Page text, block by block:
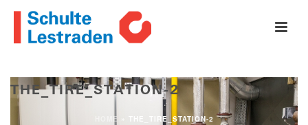
THE_TIRE_STATION-2
HOME THE_TIRE_STATION-2